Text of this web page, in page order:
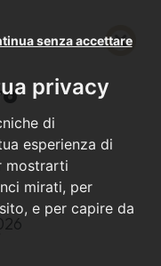
privacy
di
esperienza di
mostrarti
mirati, per
e per capire da
senza accettare